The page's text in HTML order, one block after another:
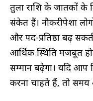
तुला राशि के जातकों
संकेत हैं। नौकरीपेशा
और पद-प्रतिष्ठा बढ़
आर्थिक स्थिति मजबूत
सम्मान बढ़ेगा। यदि आप
करना चाहते हैं, तो